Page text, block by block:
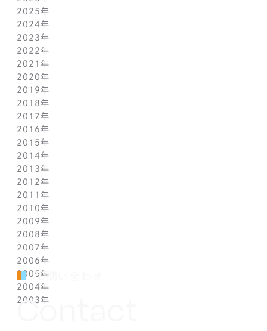
7月(1)
6月(1)
5月(1)
4月(1)
3月(1)
2月(1)
1月(1)
2025年
12月(1)
11月(1)
10月(1)
9月(1)
8月(1)
7月(1)
6月(1)
5月(1)
4月(1)
3月(1)
2月(1)
1月(2)
2024年
11月(1)
10月(1)
9月(1)
8月(1)
7月(1)
6月(1)
5月(1)
4月(1)
3月(1)
2月(1)
1月(2)
2023年
11月(1)
10月(1)
9月(1)
8月(1)
7月(1)
6月(1)
5月(1)
4月(1)
3月(1)
2月(1)
1月(2)
2022年
11月(1)
10月(1)
9月(1)
8月(1)
7月(1)
6月(1)
5月(1)
4月(1)
3月(2)
1月(2)
2021年
11月(1)
10月(1)
9月(1)
8月(1)
7月(1)
6月(1)
5月(1)
4月(1)
3月(1)
2月(1)
1月(2)
2020年
11月(2)
9月(2)
7月(1)
6月(2)
5月(2)
4月(3)
3月(2)
2月(1)
2019年
12月(2)
10月(1)
9月(2)
7月(1)
6月(2)
4月(1)
3月(1)
2月(1)
1月(1)
2018年
12月(1)
11月(1)
10月(1)
9月(2)
8月(1)
7月(1)
5月(1)
4月(1)
3月(1)
2月(1)
1月(1)
2017年
12月(1)
11月(1)
10月(1)
9月(1)
8月(1)
7月(1)
6月(1)
5月(1)
4月(1)
3月(1)
2月(1)
1月(1)
2016年
12月(1)
11月(1)
10月(1)
9月(1)
8月(1)
7月(1)
6月(1)
5月(1)
4月(1)
3月(1)
2月(1)
1月(1)
2015年
12月(1)
11月(1)
10月(1)
9月(1)
8月(1)
7月(1)
6月(1)
5月(1)
4月(1)
3月(1)
2月(1)
1月(1)
2014年
12月(1)
11月(1)
10月(1)
9月(1)
8月(1)
7月(1)
6月(1)
5月(1)
4月(1)
3月(1)
2月(1)
2013年
12月(1)
11月(1)
10月(1)
9月(1)
8月(1)
7月(1)
6月(1)
5月(1)
4月(1)
3月(1)
2012年
12月(1)
11月(1)
10月(1)
9月(1)
8月(1)
7月(1)
6月(1)
5月(1)
4月(1)
2011年
12月(1)
11月(1)
10月(1)
9月(1)
8月(1)
7月(1)
6月(1)
5月(1)
2010年
12月(1)
11月(1)
10月(1)
9月(1)
8月(1)
7月(1)
6月(1)
2009年
12月(1)
11月(1)
10月(1)
9月(1)
8月(1)
7月(1)
2008年
12月(1)
11月(1)
10月(1)
9月(1)
8月(1)
2007年
12月(1)
11月(1)
10月(1)
9月(1)
2006年
12月(1)
11月(1)
10月(1)
2005年
12月(1)
11月(1)
2004年
12月(1)
2003年
お問い合わせ
Contact